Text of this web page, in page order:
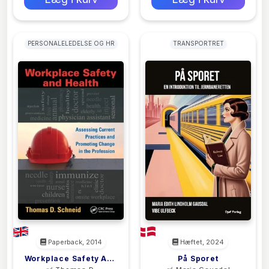
PERSONALELEDELSE OG HR
Paperback, 2014
Workplace Safety And
TRANSPORTRET
Hæftet, 2024
På Sporet